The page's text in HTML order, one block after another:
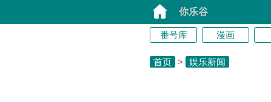
你乐谷
番号库 漫画
首页 > 娱乐新闻